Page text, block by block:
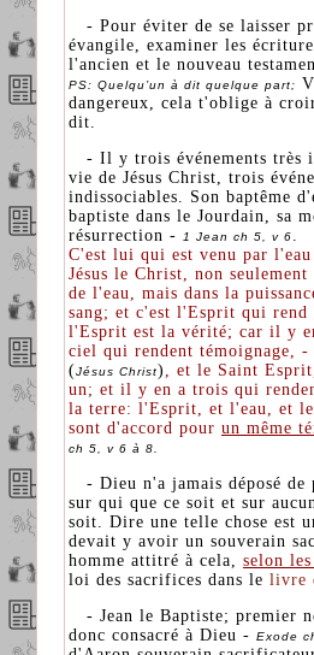
- Pour éviter de se laisser
évangile, examiner les
l'ancien et le nouveau
PS: Quelqu’un à dit quelque part;
dangereux, cela t'oblige à
dit.
- Il y trois événements très
vie de Jésus Christ, trois
indissociables. Son baptême
baptiste dans le Jourdain, sa
résurrection -
1 Jean ch 5, v 6
C'est lui qui est venu par l'eau
Jésus le Christ, non seulement
de l'eau, mais dans la
sang; et c'est l'Esprit qui rend
l'Esprit est la vérité; car il y
ciel qui rendent témoignage, -
(Jésus Christ)
, et le Saint
un; et il y en a trois qui
la terre: l'Esprit, et l'eau, et
sont d'accord pour un même
ch 5, v 6 à 8.
- Dieu n'a jamais déposé de
sur qui que ce soit et sur
soit. Dire une telle chose est
devait y avoir un souverain
homme attitré à cela, selon
loi des sacrifices dans le livre
- Jean le Baptiste; premier
donc consacré à Dieu - Exode